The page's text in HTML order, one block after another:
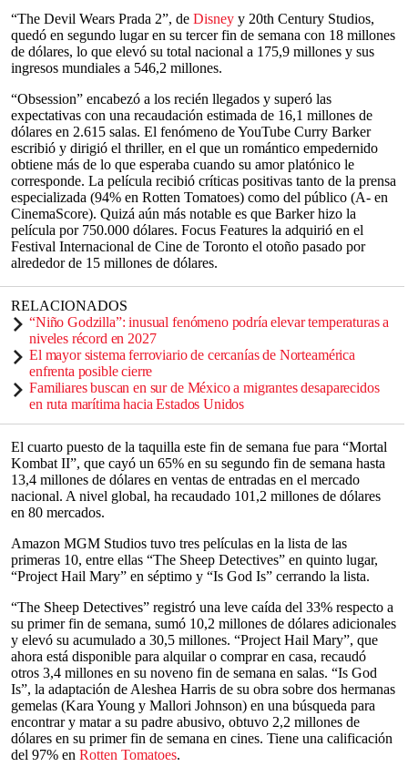
“The Devil Wears Prada 2”, de Disney y 20th Century Studios,
quedó en segundo lugar en su tercer fin de semana con 18 millones
de dólares, lo que elevó su total nacional a 175,9 millones y sus
ingresos mundiales a 546,2 millones.
“Obsession” encabezó a los recién llegados y superó las
expectativas con una recaudación estimada de 16,1 millones de
dólares en 2.615 salas. El fenómeno de YouTube Curry Barker
escribió y dirigió el thriller, en el que un romántico empedernido
obtiene más de lo que esperaba cuando su amor platónico le
corresponde. La película recibió críticas positivas tanto de la prensa
especializada (94% en Rotten Tomatoes) como del público (A- en
CinemaScore). Quizá aún más notable es que Barker hizo la
película por 750.000 dólares. Focus Features la adquirió en el
Festival Internacional de Cine de Toronto el otoño pasado por
alrededor de 15 millones de dólares.
RELACIONADOS
“Niño Godzilla”: inusual fenómeno podría elevar temperaturas a
niveles récord en 2027
El mayor sistema ferroviario de cercanías de Norteamérica
enfrenta posible cierre
Familiares buscan en sur de México a migrantes desaparecidos
en ruta marítima hacia Estados Unidos
El cuarto puesto de la taquilla este fin de semana fue para “Mortal
Kombat II”, que cayó un 65% en su segundo fin de semana hasta
13,4 millones de dólares en ventas de entradas en el mercado
nacional. A nivel global, ha recaudado 101,2 millones de dólares
en 80 mercados.
Amazon MGM Studios tuvo tres películas en la lista de las
primeras 10, entre ellas “The Sheep Detectives” en quinto lugar,
“Project Hail Mary” en séptimo y “Is God Is” cerrando la lista.
“The Sheep Detectives” registró una leve caída del 33% respecto a
su primer fin de semana, sumó 10,2 millones de dólares adicionales
y elevó su acumulado a 30,5 millones. “Project Hail Mary”, que
ahora está disponible para alquilar o comprar en casa, recaudó
otros 3,4 millones en su noveno fin de semana en salas. “Is God
Is”, la adaptación de Aleshea Harris de su obra sobre dos hermanas
gemelas (Kara Young y Mallori Johnson) en una búsqueda para
encontrar y matar a su padre abusivo, obtuvo 2,2 millones de
dólares en su primer fin de semana en cines. Tiene una calificación
del 97% en Rotten Tomatoes.